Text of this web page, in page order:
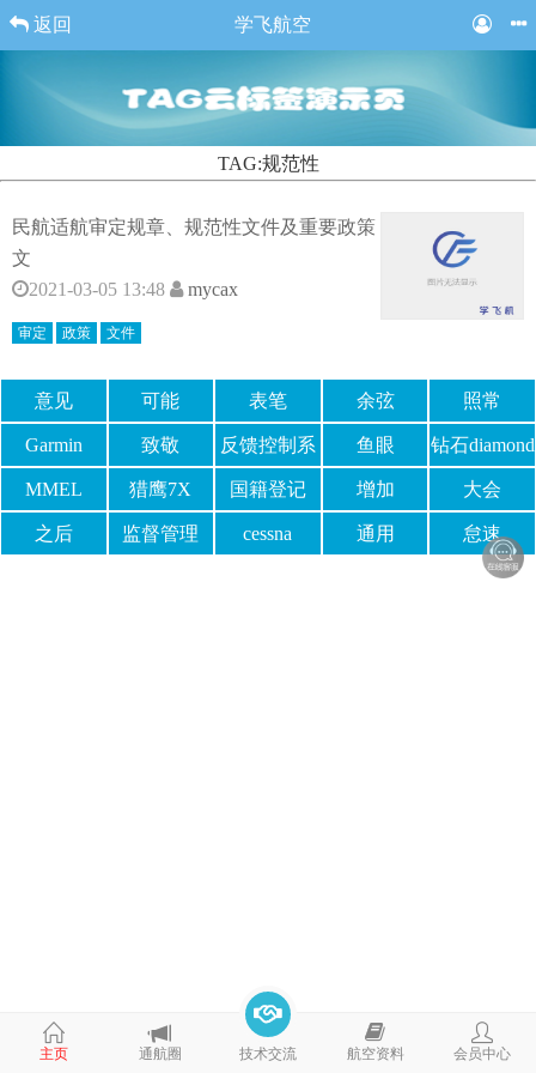
返回 学飞航空
TAG:规范性
民航适航审定规章、规范性文件及重要政策
文
2021-03-05 13:48
mycax
审定 政策 文件
意见 可能 表笔 余弦 照常
Garmin 致敬 反馈控制系
统
鱼眼 钻石diamond
MMEL 猎鹰7X 国籍登记 增加 大会
之后 监督管理 cessna 通用 怠速
主页 通航圈 技术交流 航空资料 会员中心